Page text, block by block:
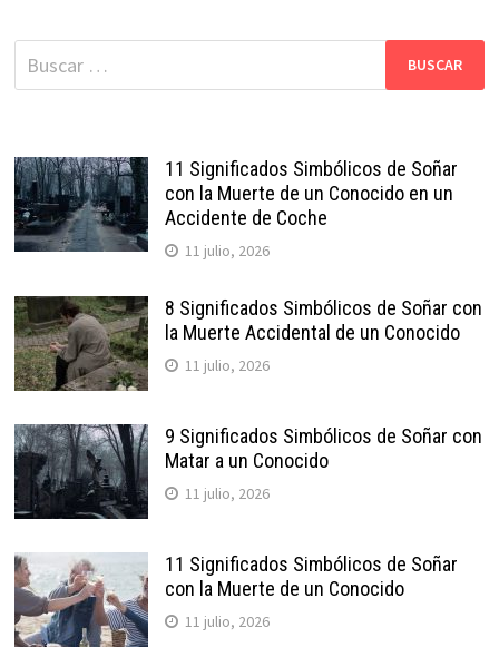
Buscar:
11 Significados Simbólicos de Soñar
con la Muerte de un Conocido en un
Accidente de Coche
11 julio, 2026
8 Significados Simbólicos de Soñar con
la Muerte Accidental de un Conocido
11 julio, 2026
9 Significados Simbólicos de Soñar con
Matar a un Conocido
11 julio, 2026
11 Significados Simbólicos de Soñar
con la Muerte de un Conocido
11 julio, 2026